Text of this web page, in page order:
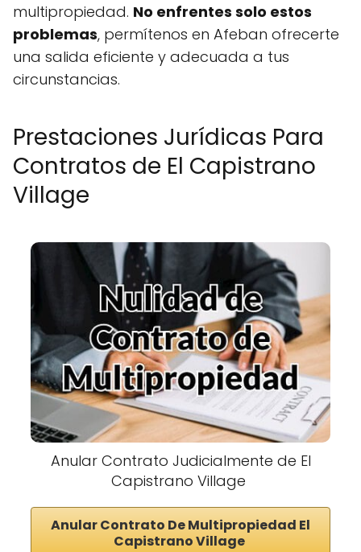
multipropiedad. No enfrentes solo estos
problemas, permítenos en Afeban ofrecerte
una salida eficiente y adecuada a tus
circunstancias.
Prestaciones Jurídicas Para
Contratos de El Capistrano
Village
Anular Contrato Judicialmente de El
Capistrano Village
Anular Contrato De Multipropiedad El
Capistrano Village